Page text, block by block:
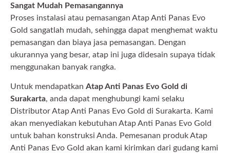
Sangat Mudah Pemasangannya
Proses instalasi atau pemasangan Atap Anti Panas Evo
Gold sangatlah mudah, sehingga dapat menghemat waktu
pemasangan dan biaya jasa pemasangan. Dengan
ukurannya yang besar, atap ini juga didesain supaya tidak
menggunakan banyak rangka.
Untuk mendapatkan Atap Anti Panas Evo Gold di
Surakarta, anda dapat menghubungi kami selaku
Distributor Atap Anti Panas Evo Gold di Surakarta. Kami
akan menyediakan kebutuhan Atap Anti Panas Evo Gold
untuk bahan konstruksi Anda. Pemesanan produk Atap
Anti Panas Evo Gold akan kami kirimkan dari gudang kami